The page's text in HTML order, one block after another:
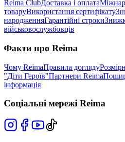
Reima ClubДоставка і оплата
товаруВикористання сертифікату
народженняГарантійні строки
військовослужбовців
Факти про Reima
Чому ReimaПравила догляду
"Діти Героїв"Партнери Reima
інформація
Соціальні мережі Reima